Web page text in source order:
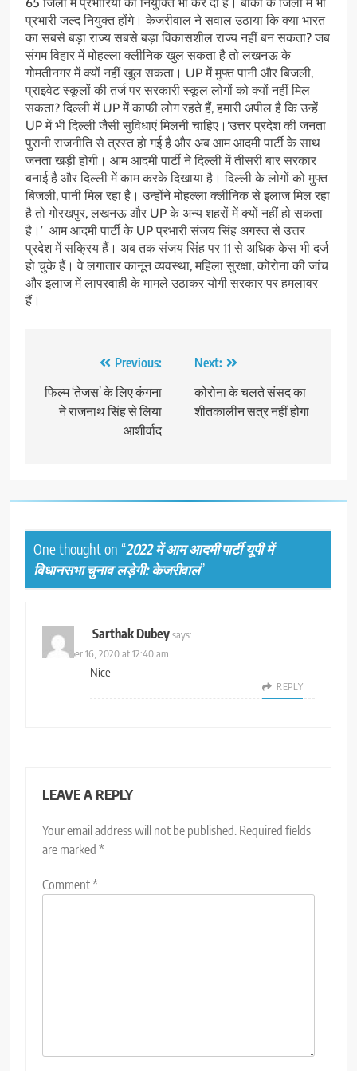
प्रभारी जल्द नियुक्त होंगे। केजरीवाल ने सवाल उठाया कि क्या भारत
का सबसे बड़ा राज्य सबसे बड़ा विकासशील राज्य नहीं बन सकता? जब
संगम विहार में मोहल्ला क्लीनिक खुल सकता है तो लखनऊ के
गोमतीनगर में क्यों नहीं खुल सकता। UP में मुफ्त पानी और बिजली,
प्राइवेट स्कूलों की तर्ज पर सरकारी स्कूल लोगों को क्यों नहीं मिल
सकता? दिल्ली में UP में काफी लोग रहते हैं, हमारी अपील है कि उन्हें
UP में भी दिल्ली जैसी सुविधाएं मिलनी चाहिए।‘उत्तर प्रदेश की जनता
पुरानी राजनीति से त्रस्त हो गई है और अब आम आदमी पार्टी के साथ
जनता खड़ी होगी। आम आदमी पार्टी ने दिल्ली में तीसरी बार सरकार
बनाई है और दिल्ली में काम करके दिखाया है। दिल्ली के लोगों को मुफ्त
बिजली, पानी मिल रहा है। उन्होंने मोहल्ला क्लीनिक से इलाज मिल रहा
है तो गोरखपुर, लखनऊ और UP के अन्य शहरों में क्यों नहीं हो सकता
है।’ आम आदमी पार्टी के UP प्रभारी संजय सिंह अगस्त से उत्तर
प्रदेश में सक्रिय हैं। अब तक संजय सिंह पर 11 से अधिक केस भी दर्ज
हो चुके हैं। वे लगातार कानून व्यवस्था, महिला सुरक्षा, कोरोना की जांच
और इलाज में लापरवाही के मामले उठाकर योगी सरकार पर हमलावर
हैं।
navigation
Previous:
फिल्म ‘तेजस’ के लिए कंगना
ने राजनाथ सिंह से लिया
आशीर्वाद
Next:
कोरोना के चलते संसद का
शीतकालीन सत्र नहीं होगा
One thought on “2022 में आम आदमी पार्टी यूपी में
विधानसभा चुनाव लड़ेगी: केजरीवाल”
Sarthak Dubeysays:
December 16, 2020 at 12:40 am
Nice
REPLY
LEAVE A REPLY
Your email address will not be published. Required fields
are marked *
Comment*